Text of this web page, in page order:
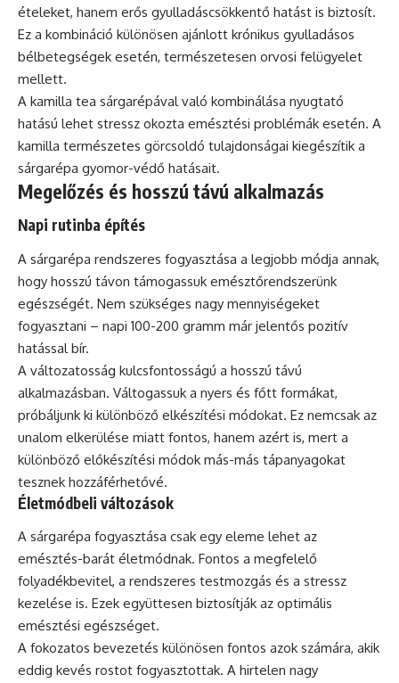
ételeket, hanem erős gyulladáscsökkentő hatást is biztosít.
Ez a kombináció különösen ajánlott krónikus gyulladásos
bélbetegségek esetén, természetesen orvosi felügyelet
mellett.
A kamilla tea sárgarépával való kombinálása nyugtató
hatású lehet stressz okozta emésztési problémák esetén. A
kamilla természetes görcsoldó tulajdonságai kiegészítik a
sárgarépa gyomor-védő hatásait.
Megelőzés és hosszú távú alkalmazás
Napi rutinba építés
A sárgarépa rendszeres fogyasztása a legjobb módja annak,
hogy hosszú távon támogassuk emésztőrendszerünk
egészségét. Nem szükséges nagy mennyiségeket
fogyasztani – napi 100-200 gramm már jelentős pozitív
hatással bír.
A változatosság kulcsfontosságú a hosszú távú
alkalmazásban. Váltogassuk a nyers és főtt formákat,
próbáljunk ki különböző elkészítési módokat. Ez nemcsak az
unalom elkerülése miatt fontos, hanem azért is, mert a
különböző előkészítési módok más-más tápanyagokat
tesznek hozzáférhetővé.
Életmódbeli változások
A sárgarépa fogyasztása csak egy eleme lehet az
emésztés-barát életmódnak. Fontos a megfelelő
folyadékbevitel, a rendszeres testmozgás és a stressz
kezelése is. Ezek együttesen biztosítják az optimális
emésztési egészséget.
A fokozatos bevezetés különösen fontos azok számára, akik
eddig kevés rostot fogyasztottak. A hirtelen nagy